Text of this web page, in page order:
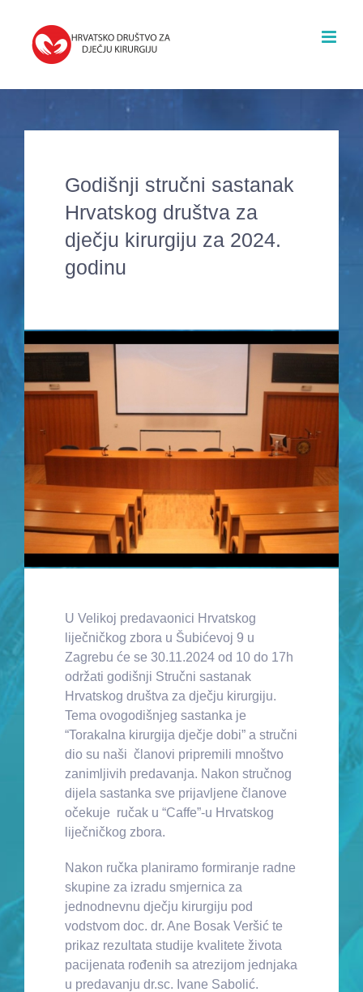
content
Godišnji stručni sastanak
Hrvatskog društva za
dječju kirurgiju za 2024.
godinu
U Velikoj predavaonici Hrvatskog
liječničkog zbora u Šubićevoj 9 u
Zagrebu će se 30.11.2024 od 10 do 17h
održati godišnji Stručni sastanak
Hrvatskog društva za dječju kirurgiju.
Tema ovogodišnjeg sastanka je
“Torakalna kirurgija dječje dobi” a stručni
dio su naši članovi pripremili mnoštvo
zanimljivih predavanja. Nakon stručnog
dijela sastanka sve prijavljene članove
očekuje ručak u “Caffe”-u Hrvatskog
liječničkog zbora.
Nakon ručka planiramo formiranje radne
skupine za izradu smjernica za
jednodnevnu dječju kirurgiju pod
vodstvom doc. dr. Ane Bosak Veršić te
prikaz rezultata studije kvalitete života
pacijenata rođenih sa atrezijom jednjaka
u predavanju dr.sc. Ivane Sabolić.